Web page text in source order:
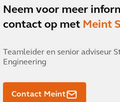
Neem voor meer
contact op met Meint
Teamleider en senior adviseur
Engineering
Contact Meint